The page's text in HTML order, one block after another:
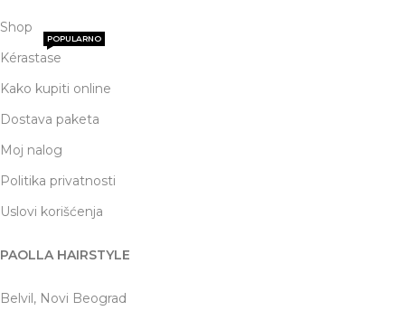
Shop
Kérastase
POPULARNO
Kako kupiti online
Dostava paketa
Moj nalog
Politika privatnosti
Uslovi korišćenja
PAOLLA HAIRSTYLE
Belvil, Novi Beograd